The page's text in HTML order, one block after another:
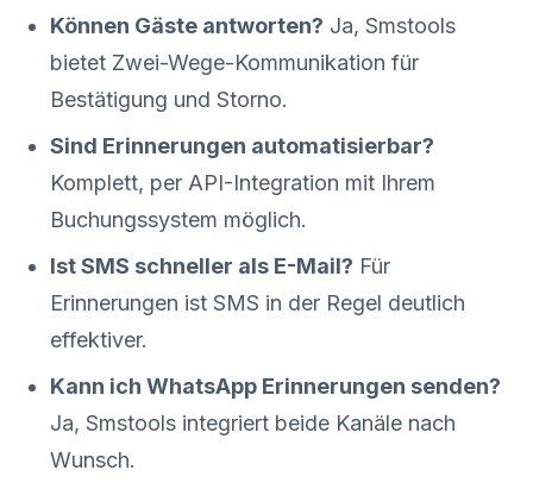
Können Gäste antworten? Ja, Smstools
bietet Zwei-Wege-Kommunikation für
Bestätigung und Storno.
Sind Erinnerungen automatisierbar?
Komplett, per API-Integration mit Ihrem
Buchungssystem möglich.
Ist SMS schneller als E-Mail? Für
Erinnerungen ist SMS in der Regel deutlich
effektiver.
Kann ich WhatsApp Erinnerungen senden?
Ja, Smstools integriert beide Kanäle nach
Wunsch.